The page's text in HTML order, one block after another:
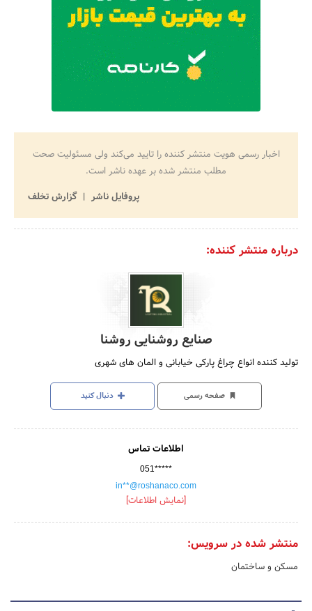
اخبار رسمی هویت منتشر کننده را تایید می‌کند ولی مسئولیت صحت
مطلب منتشر شده بر عهده ناشر است.
پروفایل ناشر
گزارش تخلف
درباره منتشر کننده:
صنایع روشنایی روشنا
تولید کننده انواع چراغ پارکی خیابانی و المان های شهری
صفحه رسمی دنبال کنید
اطلاعات تماس
051*****
in**@roshanaco.com
[نمایش اطلاعات]
منتشر شده در سرویس:
مسکن و ساختمان